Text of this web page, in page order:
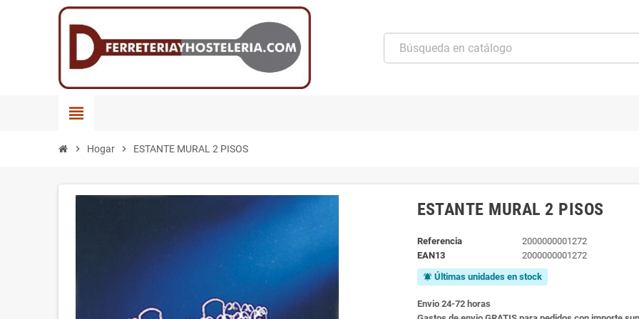
view_headline
chevron_right Hogar chevron_right ESTANTE MURAL 2 PISOS
ESTANTE MURAL 2 PISOS
Referencia
2000000001272
EAN13
2000000001272
notifications_active Últimas unidades en stock
Envio 24-72 horas